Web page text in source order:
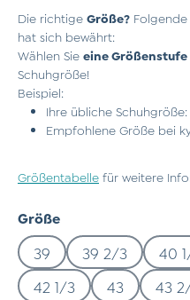
Die richtige Größe? Folgende
hat sich bewährt:
Wählen Sie eine
Schuhgröße!
Beispiel:
Ihre übliche Schuhgröße:
Empfohlene Größe bei
Größentabelle für weitere
Größeauswählen
39 39 2/3 40
42 1/3
43 43